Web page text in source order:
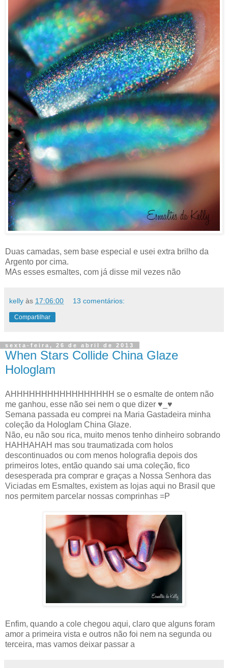
Duas camadas, sem base especial e usei extra brilho da
Argento por cima.
MAs esses esmaltes, com já disse mil vezes não
kelly às 17:06:00 13 comentários:
Compartilhar
sexta-feira, 26 de abril de 2013
When Stars Collide China Glaze
Hologlam
AHHHHHHHHHHHHHHHHH se o esmalte de ontem não
me ganhou, esse não sei nem o que dizer ♥_♥
Semana passada eu comprei na Maria Gastadeira minha
coleção da Hologlam China Glaze.
Não, eu não sou rica, muito menos tenho dinheiro sobrando
HAHHAHAH mas sou traumatizada com holos
descontinuados ou com menos holografia depois dos
primeiros lotes, então quando sai uma coleção, fico
desesperada pra comprar e graças a Nossa Senhora das
Viciadas em Esmaltes, existem as lojas aqui no Brasil que
nos permitem parcelar nossas comprinhas =P
Enfim, quando a cole chegou aqui, claro que alguns foram
amor a primeira vista e outros não foi nem na segunda ou
terceira, mas vamos deixar passar a